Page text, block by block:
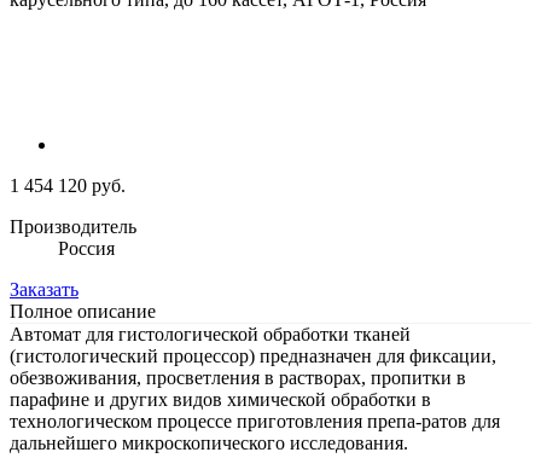
1 454 120 руб.
Производитель
Россия
Заказать
Полное описание
Автомат для гистологической обработки тканей
(гистологический процессор) предназначен для фиксации,
обезвоживания, просветления в растворах, пропитки в
парафине и других видов химической обработки в
технологическом процессе приготовления препа-ратов для
дальнейшего микроскопического исследования.